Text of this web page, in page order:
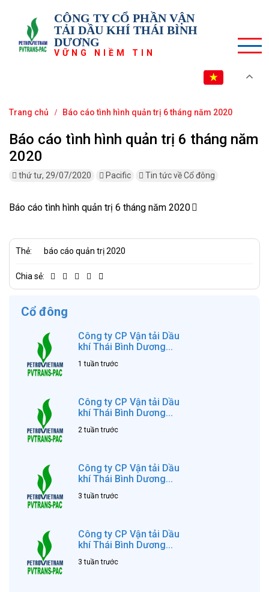
CÔNG TY CỔ PHẦN VẬN
TẢI DẦU KHÍ THÁI BÌNH
DƯƠNG
VỮNG NIỀM TIN
Trang chủ Báo cáo tình hình quản trị 6 tháng năm 2020
Báo cáo tình hình quản trị 6 tháng năm
2020
thứ tư, 29/07/2020 Pacific Tin tức về Cổ đông
Báo cáo tình hình quản trị 6 tháng năm 2020
Thẻ: báo cáo quản trị 2020
Chia sẻ:
Cổ đông
Công ty CP Vận tải Dầu
khí Thái Bình Dương...
1 tuần trước
Công ty CP Vận tải Dầu
khí Thái Bình Dương...
2 tuần trước
Công ty CP Vận tải Dầu
khí Thái Bình Dương...
3 tuần trước
Công ty CP Vận tải Dầu
khí Thái Bình Dương...
3 tuần trước